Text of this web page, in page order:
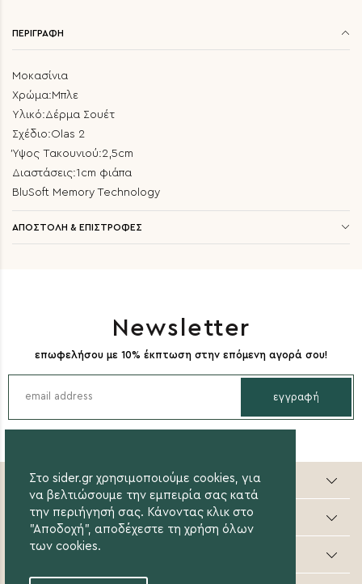
Στο sider.gr χρησιμοποιούμε cookies, για
να βελτιώσουμε την εμπειρία σας κατά
την περιήγησή σας. Κάνοντας κλικ στο
"Αποδοχή", αποδέχεστε τη χρήση όλων
των cookies.
ΠΕΡΙΓΡΑΦΗ
Μοκασίνια
Χρώμα:Μπλε
Υλικό:Δέρμα Σουέτ
Σχέδιο:Οlas 2
Ύψος Τακουνιού:2,5cm
Διαστάσεις:1cm φιάπα
BluSoft Memory Technology
ΑΠΟΣΤΟΛΗ & ΕΠΙΣΤΡΟΦΕΣ
Newsletter
επωφελήσου με 10% έκπτωση στην επόμενη αγορά σου!
εγγραφή
Sider valuable steps
Online Αγορές
Οι Αγορές μου